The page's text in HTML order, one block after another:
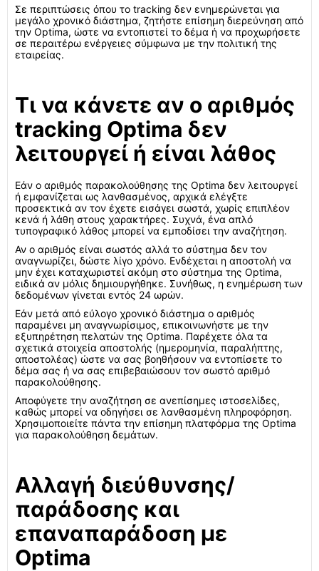
Σε περιπτώσεις όπου το tracking δεν ενημερώνεται για
μεγάλο χρονικό διάστημα, ζητήστε επίσημη διερεύνηση από
την Optima, ώστε να εντοπιστεί το δέμα ή να προχωρήσετε
σε περαιτέρω ενέργειες σύμφωνα με την πολιτική της
εταιρείας.
Τι να κάνετε αν ο αριθμός
tracking Optima δεν
λειτουργεί ή είναι λάθος
Εάν ο αριθμός παρακολούθησης της Optima δεν λειτουργεί
ή εμφανίζεται ως λανθασμένος, αρχικά ελέγξτε
προσεκτικά αν τον έχετε εισάγει σωστά, χωρίς επιπλέον
κενά ή λάθη στους χαρακτήρες. Συχνά, ένα απλό
τυπογραφικό λάθος μπορεί να εμποδίσει την αναζήτηση.
Αν ο αριθμός είναι σωστός αλλά το σύστημα δεν τον
αναγνωρίζει, δώστε λίγο χρόνο. Ενδέχεται η αποστολή να
μην έχει καταχωριστεί ακόμη στο σύστημα της Optima,
ειδικά αν μόλις δημιουργήθηκε. Συνήθως, η ενημέρωση των
δεδομένων γίνεται εντός 24 ωρών.
Εάν μετά από εύλογο χρονικό διάστημα ο αριθμός
παραμένει μη αναγνωρίσιμος, επικοινωνήστε με την
εξυπηρέτηση πελατών της Optima. Παρέχετε όλα τα
σχετικά στοιχεία αποστολής (ημερομηνία, παραλήπτης,
αποστολέας) ώστε να σας βοηθήσουν να εντοπίσετε το
δέμα σας ή να σας επιβεβαιώσουν τον σωστό αριθμό
παρακολούθησης.
Αποφύγετε την αναζήτηση σε ανεπίσημες ιστοσελίδες,
καθώς μπορεί να οδηγήσει σε λανθασμένη πληροφόρηση.
Χρησιμοποιείτε πάντα την επίσημη πλατφόρμα της Optima
για παρακολούθηση δεμάτων.
Αλλαγή διεύθυνσης/
παράδοσης και
επαναπαράδοση με
Optima